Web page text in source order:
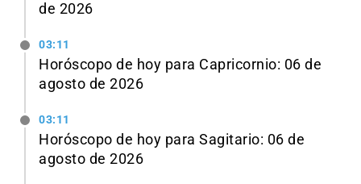
de 2026
03:11
Horóscopo de hoy para Capricornio: 06 de
agosto de 2026
03:11
Horóscopo de hoy para Sagitario: 06 de
agosto de 2026